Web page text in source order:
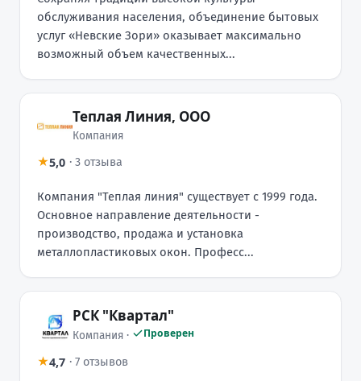
обслуживания населения, объединение бытовых
услуг «Невские Зори» оказывает максимально
возможный объем качественных...
Теплая Линия, ООО
Компания
★5,0 · 3 отзыва
Компания "Теплая линия" существует с 1999 года.
Основное направление деятельности -
производство, продажа и установка
металлопластиковых окон. Професс...
РСК "Квартал"
Компания · Проверен
★4,7 · 7 отзывов